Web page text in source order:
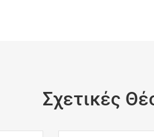
Σχετικές